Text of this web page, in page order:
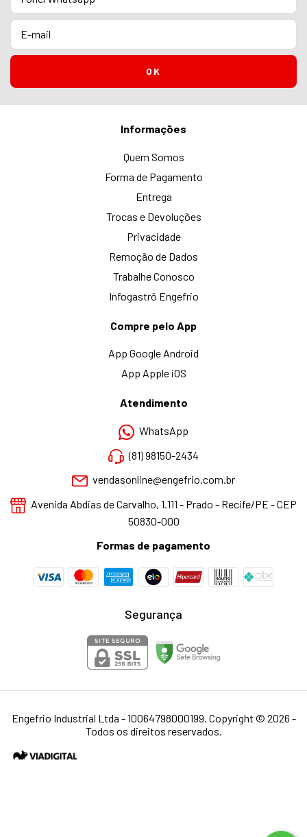
Informações
Quem Somos
Forma de Pagamento
Entrega
Trocas e Devoluções
Privacidade
Remoção de Dados
Trabalhe Conosco
Infogastrô Engefrio
Compre pelo App
App Google Android
App Apple iOS
Atendimento
WhatsApp
(81) 98150-2434
vendasonline@engefrio.com.br
Avenida Abdias de Carvalho, 1.111 - Prado - Recife/PE - CEP
50830-000
Formas de pagamento
Segurança
Engefrio Industrial Ltda - 10064798000199. Copyright © 2026 -
Todos os direitos reservados.